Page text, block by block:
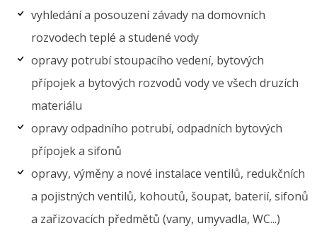
vyhledání a posouzení závady na domovních
rozvodech teplé a studené vody
opravy potrubí stoupacího vedení, bytových
přípojek a bytových rozvodů vody ve všech druzích
materiálu
opravy odpadního potrubí, odpadních bytových
přípojek a sifonů
opravy, výměny a nové instalace ventilů, redukčních
a pojistných ventilů, kohoutů, šoupat, baterií, sifonů
a zařizovacích předmětů (vany, umyvadla, WC...)